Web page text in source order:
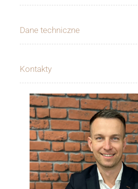
Dane techniczne
Kontakty